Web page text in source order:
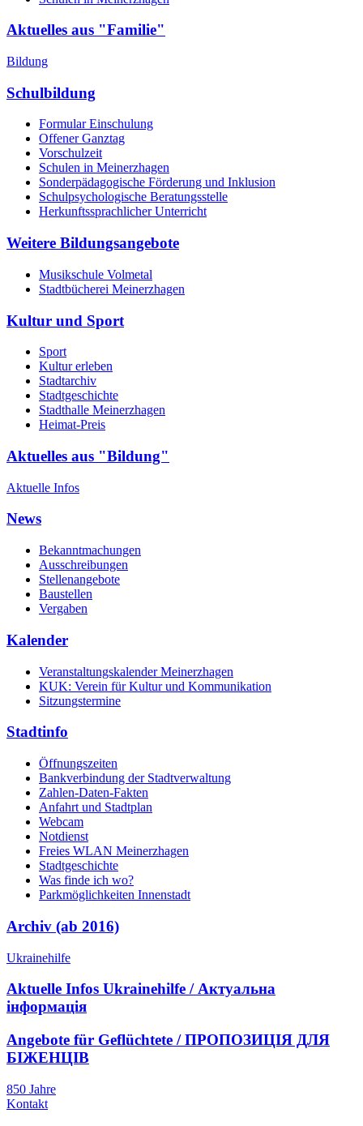
Aktuelles aus "Familie"
Bildung
Schulbildung
Formular Einschulung
Offener Ganztag
Vorschulzeit
Schulen in Meinerzhagen
Sonderpädagogische Förderung und Inklusion
Schulpsychologische Beratungsstelle
Herkunftssprachlicher Unterricht
Weitere Bildungsangebote
Musikschule Volmetal
Stadtbücherei Meinerzhagen
Kultur und Sport
Sport
Kultur erleben
Stadtarchiv
Stadtgeschichte
Stadthalle Meinerzhagen
Heimat-Preis
Aktuelles aus "Bildung"
Aktuelle Infos
News
Bekanntmachungen
Ausschreibungen
Stellenangebote
Baustellen
Vergaben
Kalender
Veranstaltungskalender Meinerzhagen
KUK: Verein für Kultur und Kommunikation
Sitzungstermine
Stadtinfo
Öffnungszeiten
Bankverbindung der Stadtverwaltung
Zahlen-Daten-Fakten
Anfahrt und Stadtplan
Webcam
Notdienst
Freies WLAN Meinerzhagen
Stadtgeschichte
Was finde ich wo?
Parkmöglichkeiten Innenstadt
Archiv (ab 2016)
Ukrainehilfe
Aktuelle Infos Ukrainehilfe / Актуальна
інформація
Angebote für Geflüchtete / ПРОПОЗИЦІЯ ДЛЯ
БІЖЕНЦІВ
850 Jahre
Kontakt